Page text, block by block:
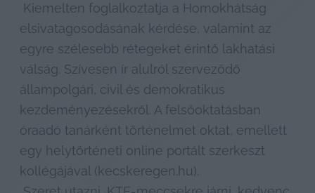
elsivatagosodásának kérdése, valamint az
egyre szélesebb rétegeket érintő lakhatási
válság. Szívesen ír alulról szerveződő
állampolgári, civil és demokratikus
kezdeményezésekről. A felsőoktatásban
óraadó tanárként történelmet oktat, emellett
egy helytörténeti online portált szerkeszt
kollégájával (kecskeregen.hu).